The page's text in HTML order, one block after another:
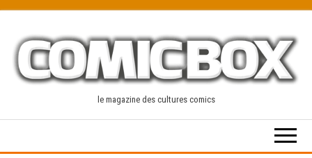
content
le magazine des cultures comics